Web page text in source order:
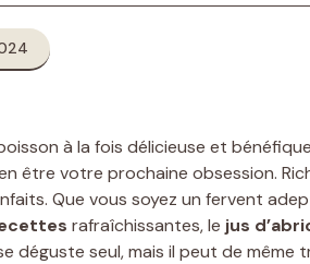
à la fois délicieuse et
être votre prochaine obsession.
Que vous soyez un fervent
rafraîchissantes, le jus
déguste seul, mais il peut de